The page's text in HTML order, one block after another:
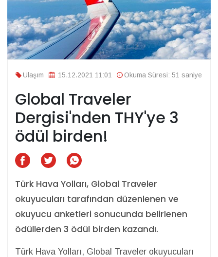
Ulaşım 15.12.2021 11:01 Okuma Süresi: 51 saniye
Global Traveler
Dergisi'nden THY'ye 3
ödül birden!
Türk Hava Yolları, Global Traveler
okuyucuları tarafından düzenlenen ve
okuyucu anketleri sonucunda belirlenen
ödüllerden 3 ödül birden kazandı.
Türk Hava Yolları, Global Traveler okuyucuları